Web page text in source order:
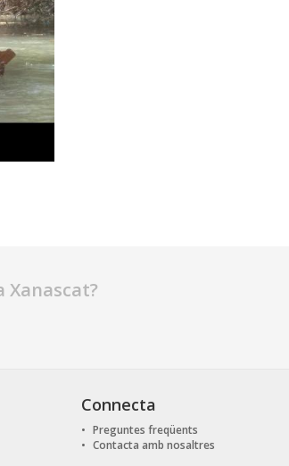
Connecta
Preguntes freqüents
Contacta amb nosaltres